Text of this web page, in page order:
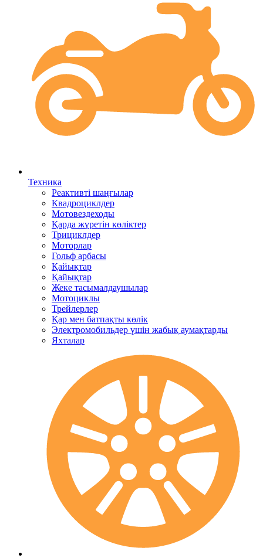
Техника
Реактивті шаңғылар
Квадроциклдер
Мотовездеходы
Қарда жүретін көліктер
Трициклдер
Моторлар
Гольф арбасы
Қайықтар
Қайықтар
Жеке тасымалдаушылар
Мотоциклы
Трейлерлер
Қар мен батпақты көлік
Электромобильдер үшін жабық аумақтарды
Яхталар